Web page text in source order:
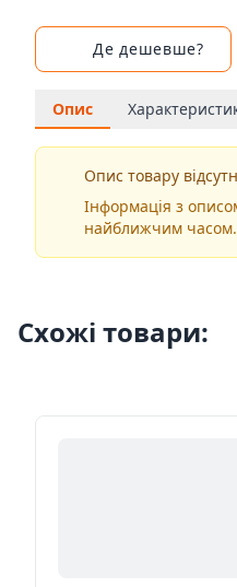
Де дешевше?
Опис
Опис товару
Інформація з
найближчим часом.
Схожі товари: